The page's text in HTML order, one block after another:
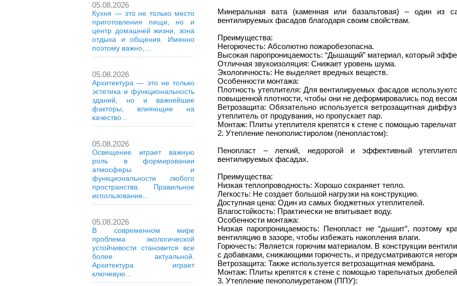
05.08.2026
Кухня — это не только место
приготовления пищи, но и
центр домашней жизни, зона
отдыха и общения. Именно
поэтому важно,...
05.08.2026
Архитектура — это не только
эстетика и функциональность
зданий, но и важнейшие
факторы, влияющие на
качество...
05.08.2026
Освещение играет важную
роль в формировании
атмосферы и
функциональности любого
пространства. Правильное
использование...
05.08.2026
В современном мире
проблема экологической
устойчивости становится все
более актуальной.
Архитектура играет
ключевую...
Минеральная вата (каменная или базальтовая) – один из
вентилируемых фасадов благодаря своим свойствам.
Преимущества:
Негорючесть: Абсолютно пожаробезопасна.
Высокая паропроницаемость: “Дышащий” материал, который
Отличная звукоизоляция: Снижает уровень шума.
Экологичность: Не выделяет вредных веществ.
Особенности монтажа:
Плотность утеплителя: Для вентилируемых фасадов
повышенной плотности, чтобы они не деформировались под
Ветрозащита: Обязательно используется ветрозащитная
утеплитель от продувания, но пропускает пар.
Монтаж: Плиты утеплителя крепятся к стене с помощью
2. Утепление пенополистиролом (пенопластом):
Пенопласт – легкий, недорогой и эффективный
вентилируемых фасадах.
Преимущества:
Низкая теплопроводность: Хорошо сохраняет тепло.
Легкость: Не создает большой нагрузки на конструкцию.
Доступная цена: Один из самых бюджетных утеплителей.
Влагостойкость: Практически не впитывает воду.
Особенности монтажа:
Низкая паропроницаемость: Пенопласт не “дышит”, поэтому
вентиляцию в зазоре, чтобы избежать накопления влаги.
Горючесть: Является горючим материалом. В конструкции
с добавками, снижающими горючесть, и предусматриваются
Ветрозащита: Также используется ветрозащитная мембрана.
Монтаж: Плиты крепятся к стене с помощью тарельчатых
3. Утепление пенополиуретаном (ППУ):